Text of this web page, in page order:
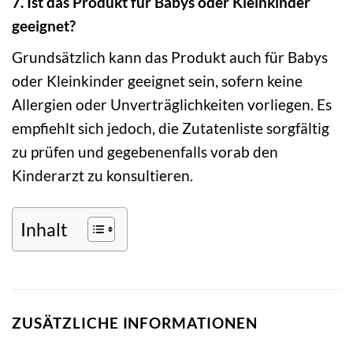
geeignet?
Grundsätzlich kann das Produkt auch für Babys
oder Kleinkinder geeignet sein, sofern keine
Allergien oder Unverträglichkeiten vorliegen. Es
empfiehlt sich jedoch, die Zutatenliste sorgfältig
zu prüfen und gegebenenfalls vorab den
Kinderarzt zu konsultieren.
Inhalt
ZUSÄTZLICHE INFORMATIONEN